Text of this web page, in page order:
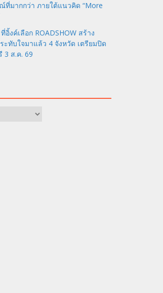
ที่มากกว่า ภายใต้แนวคิด “More
อิ้งค์เลือก ROADSHOW สร้าง
ทับใจมาแล้ว 4 จังหวัด เตรียมปิด
3 ส.ค. 69